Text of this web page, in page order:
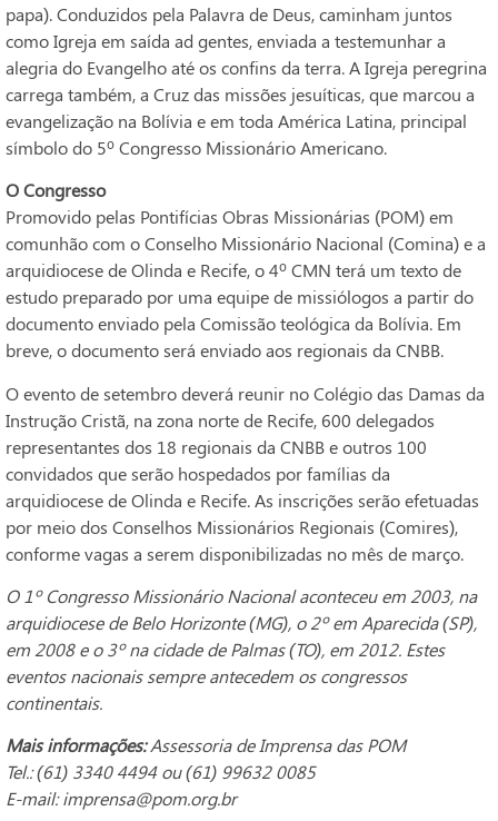
papa). Conduzidos pela Palavra de Deus, caminham juntos
como Igreja em saída ad gentes, enviada a testemunhar a
alegria do Evangelho até os confins da terra. A Igreja peregrina
carrega também, a Cruz das missões jesuíticas, que marcou a
evangelização na Bolívia e em toda América Latina, principal
símbolo do 5º Congresso Missionário Americano.
O Congresso
Promovido pelas Pontifícias Obras Missionárias (POM) em
comunhão com o Conselho Missionário Nacional (Comina) e a
arquidiocese de Olinda e Recife, o 4º CMN terá um texto de
estudo preparado por uma equipe de missiólogos a partir do
documento enviado pela Comissão teológica da Bolívia. Em
breve, o documento será enviado aos regionais da CNBB.
O evento de setembro deverá reunir no Colégio das Damas da
Instrução Cristã, na zona norte de Recife, 600 delegados
representantes dos 18 regionais da CNBB e outros 100
convidados que serão hospedados por famílias da
arquidiocese de Olinda e Recife. As inscrições serão efetuadas
por meio dos Conselhos Missionários Regionais (Comires),
conforme vagas a serem disponibilizadas no mês de março.
O 1º Congresso Missionário Nacional aconteceu em 2003, na
arquidiocese de Belo Horizonte (MG), o 2º em Aparecida (SP),
em 2008 e o 3º na cidade de Palmas (TO), em 2012. Estes
eventos nacionais sempre antecedem os congressos
continentais.
Mais informações:Assessoria de Imprensa das POM
Tel.: (61) 3340 4494 ou (61) 99632 0085
E-mail: imprensa@pom.org.br